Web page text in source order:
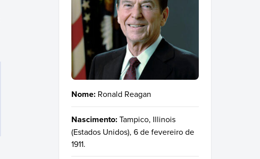
Nome: Ronald Reagan
Nascimento:Tampico, Illinois
(Estados Unidos), 6 de fevereiro de
1911.